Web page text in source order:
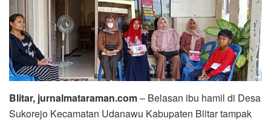
Blitar, jurnalmataraman.com– Belasan ibu hamil di Desa
Sukorejo Kecamatan Udanawu Kabupaten Blitar tampak